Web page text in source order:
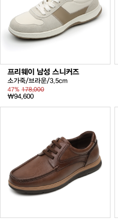
프리웨이 남성 스니커즈
소가죽/브라운/3.5cm
47% 178,000
₩94,600